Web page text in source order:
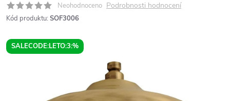
Neohodnoceno Podrobnosti hodnocení
Kód produktu: SOF3006
SALECODE:LETO:3:%